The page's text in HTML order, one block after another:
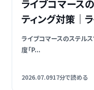
ライブコマース
ティング対策｜
ライブコマースのステル
度「P...
2026.07.0917分で読める